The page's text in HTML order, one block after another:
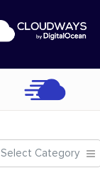
Select Category